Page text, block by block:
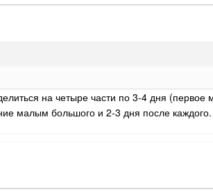
на четыре части по 3-4 дня
малым большого и 2-3 дня после каждого.